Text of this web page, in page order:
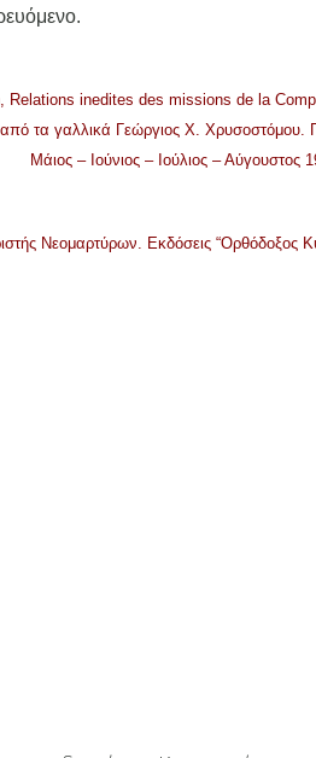
Relations inedites des missions de la
τα γαλλικά Γεώργιος Χ. Χρυσοστόμου.
Μάιος – Ιούνιος – Ιούλιος – Αύγουστος
Νεομαρτύρων. Εκδόσεις “Ορθόδοξος